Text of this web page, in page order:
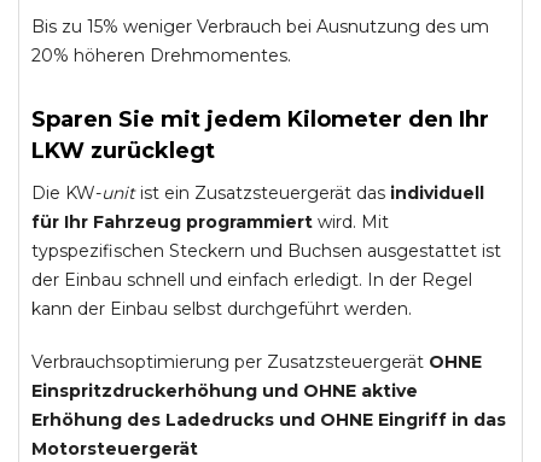
Bis zu 15% weniger Verbrauch bei Ausnutzung des um
20% höheren Drehmomentes.
Sparen Sie mit jedem Kilometer den Ihr
LKW zurücklegt
Die KW-unitist ein Zusatzsteuergerät das individuell
für Ihr Fahrzeug programmiert wird. Mit
typspezifischen Steckern und Buchsen ausgestattet ist
der Einbau schnell und einfach erledigt. In der Regel
kann der Einbau selbst durchgeführt werden.
Verbrauchsoptimierung per Zusatzsteuergerät OHNE
Einspritzdruckerhöhung und OHNE aktive
Erhöhung des Ladedrucks und OHNE Eingriff in das
Motorsteuergerät